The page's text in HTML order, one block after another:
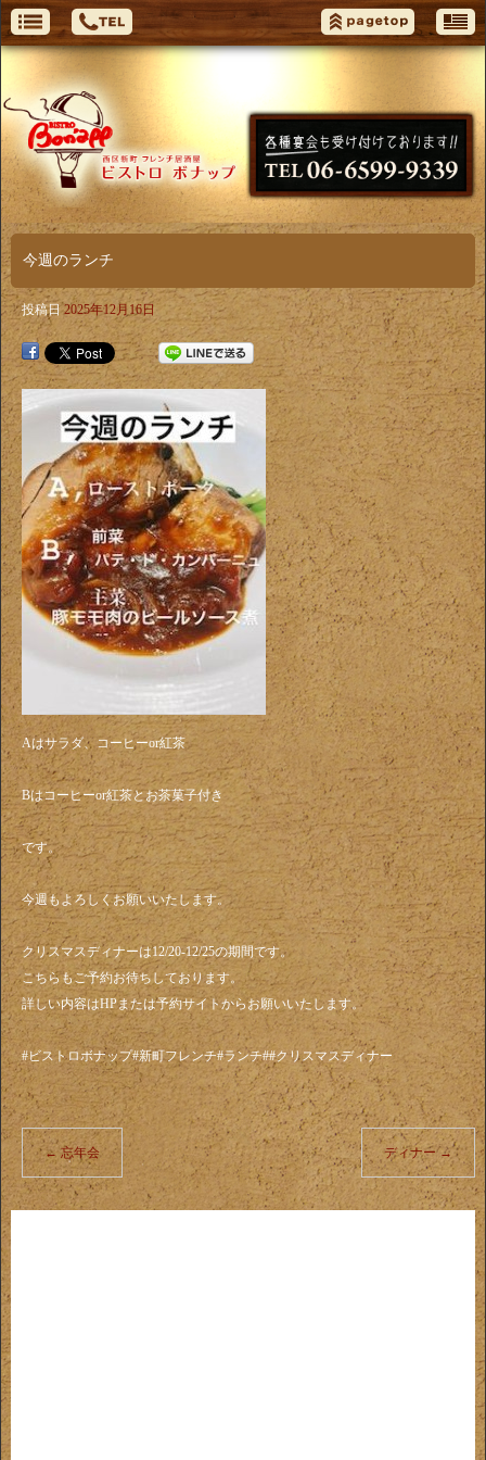
今週のランチ
投稿日 2025年12月16日
Aはサラダ、コーヒーor紅茶
Bはコーヒーor紅茶とお茶菓子付き
です。
今週もよろしくお願いいたします。
クリスマスディナーは12/20-12/25の期間です。
こちらもご予約お待ちしております。
詳しい内容はHPまたは予約サイトからお願いいたします。
#ビストロボナップ#新町フレンチ#ランチ##クリスマスディナー
← 忘年会 ディナー→